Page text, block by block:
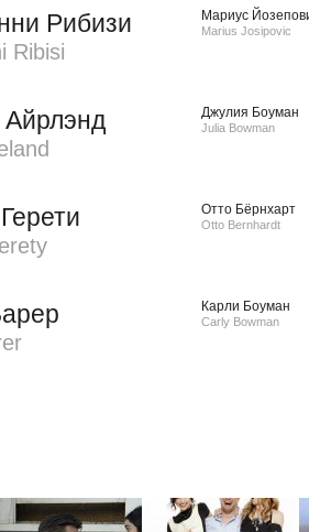
Рибизи
Ribisi
Мариус
Marius Josipovic
Джулия Боуман
Julia Bowman
Отто Бёрнхарт
Otto Bernhardt
Карли Боуман
Carly Bowman